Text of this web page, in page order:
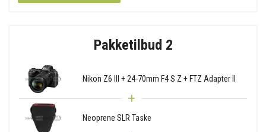
Pakketilbud 2
Nikon Z6 III + 24-70mm F4 S Z + FTZ Adapter II
Neoprene SLR Taske